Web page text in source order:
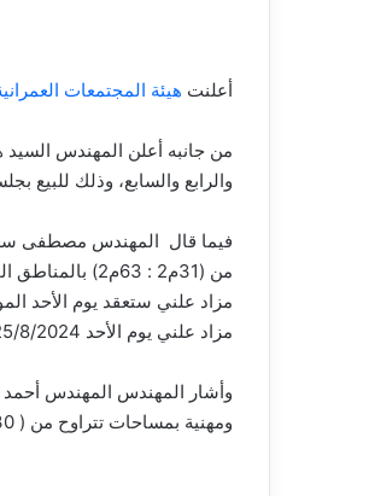
أعلنت هيئة المجتمعات
من جانبه أعلن المهندس السيد
والرابع والسابع، وذلك للبيع
فيما قال المهندس مصطفى
مزاد علني يوم الأحد 25/8/2024.
ومهنية بمساحات تتراوح من ( 30م2 : 60م2) بالمناطق المختلفة بالمدينة، للبيع بجلسة مزاد علني ستعقد يوم الأحد الموافق 28/7/2024.